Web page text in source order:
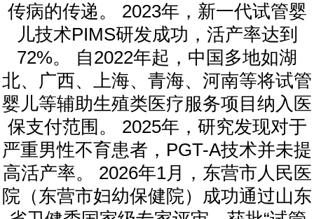
传病的传递。 2023年，新一代试管婴
儿技术PIMS研发成功，活产率达到
72%。 自2022年起，中国多地如湖
北、广西、上海、青海、河南等将试管
婴儿等辅助生殖类医疗服务项目纳入医
保支付范围。 2025年，研究发现对于
严重男性不育患者，PGT-A技术并未提
高活产率。 2026年1月，东营市人民医
院（东营市妇幼保健院）成功通过山东